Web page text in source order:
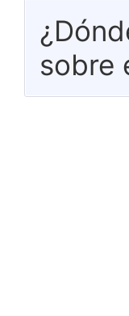
sobre